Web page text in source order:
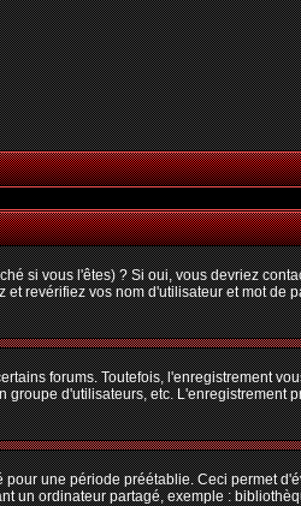
si vous l'êtes) ? Si oui, vous devriez
revérifiez vos nom d'utilisateur et mot de
forums. Toutefois, l'enregistrement
d'utilisateurs, etc. L'enregistrement
une période préétablie. Ceci permet
un ordinateur partagé, exemple :